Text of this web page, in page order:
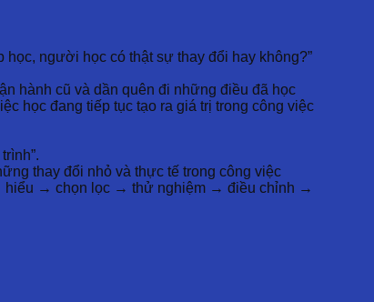
người học có thật sự thay đổi hay không?”
hành cũ và dần quên đi những điều đã học
học đang tiếp tục tạo ra giá trị trong công việc
thay đổi nhỏ và thực tế trong công việc
→ hiểu → chọn lọc → thử nghiệm → điều chỉnh →